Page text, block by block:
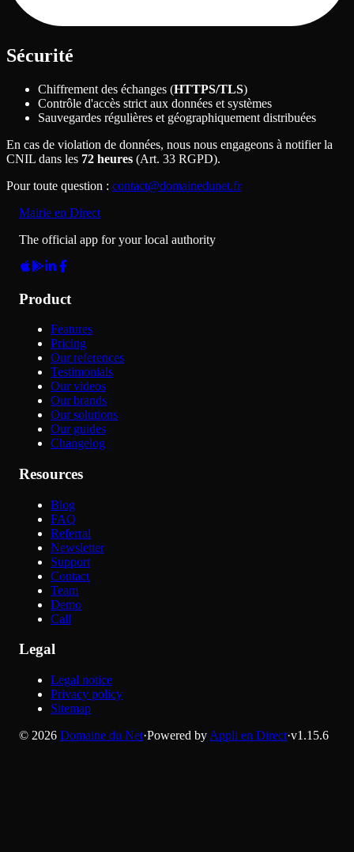
Sécurité
Chiffrement des échanges (HTTPS/TLS)
Contrôle d'accès strict aux données et systèmes
Sauvegardes régulières et géographiquement distribuées
En cas de violation de données, nous nous engageons à notifier la
CNIL dans les 72 heures (Art. 33 RGPD).
Pour toute question : contact@domainedunet.fr
Mairie en Direct
The official app for your local authority
Product
Features
Pricing
Our references
Testimonials
Our videos
Our brands
Our solutions
Our guides
Changelog
Resources
Blog
FAQ
Referral
Newsletter
Support
Contact
Team
Demo
Call
Legal
Legal notice
Privacy policy
Sitemap
© 2026 Domaine du Net·Powered by Appli en Direct·v1.15.6